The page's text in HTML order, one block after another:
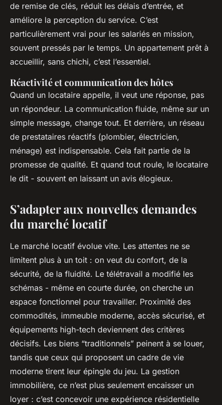
de remise de clés, réduit les délais d’entrée, et
améliore la perception du service. C’est
particulièrement vrai pour les salariés en mission,
souvent pressés par le temps. Un appartement prêt à
accueillir, sans chichi, c’est l’essentiel.
Réactivité et communication des hôtes
Quand un locataire appelle, il veut une réponse, pas
un répondeur. La communication fluide, même sur un
simple message, change tout. Et derrière, un réseau
de prestataires réactifs (plombier, électricien,
ménage) est indispensable. Cela fait partie de la
promesse de qualité. Et quand tout roule, le locataire
le dit - souvent en laissant un avis élogieux.
S’adapter aux nouvelles demandes
du marché locatif
Le marché locatif évolue vite. Les attentes ne se
limitent plus à un toit : on veut du confort, de la
sécurité, de la fluidité. Le télétravail a modifié les
schémas - même en courte durée, on cherche un
espace fonctionnel pour travailler. Proximité des
commodités, immeuble moderne, accès sécurisé, et
équipements high-tech deviennent des critères
décisifs. Les biens “traditionnels” peinent à se louer,
tandis que ceux qui proposent un cadre de vie
moderne tirent leur épingle du jeu. La gestion
immobilière, ce n’est plus seulement encaisser un
loyer : c’est concevoir une expérience résidentielle